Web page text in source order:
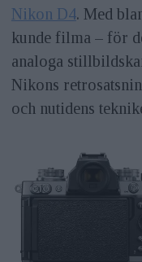
Nikon D4. Med
kunde filma – för
analoga
Nikons
och nutidens